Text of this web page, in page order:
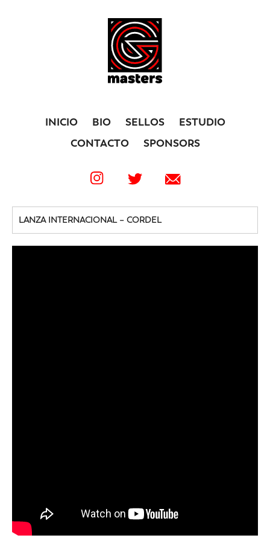
INICIO BIO SELLOS
ESTUDIO
CONTACTO
SPONSORS
LANZA INTERNACIONAL – CORDEL